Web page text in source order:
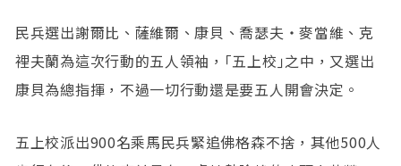
民兵選出謝爾比、薩維爾、康貝、喬瑟夫‧麥當維、克
裡夫蘭為這次行動的五人領袖，｢五上校｣之中，又選出
康貝為總指揮，不過一切行動還是要五人開會決定。
五上校派出900名乘馬民兵緊追佛格森不捨，其他500人